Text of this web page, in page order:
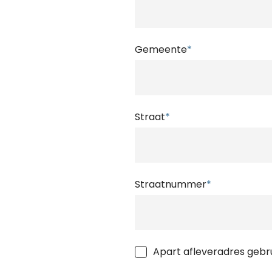
Gemeente*
Straat*
Straatnummer*
Apart afleveradres